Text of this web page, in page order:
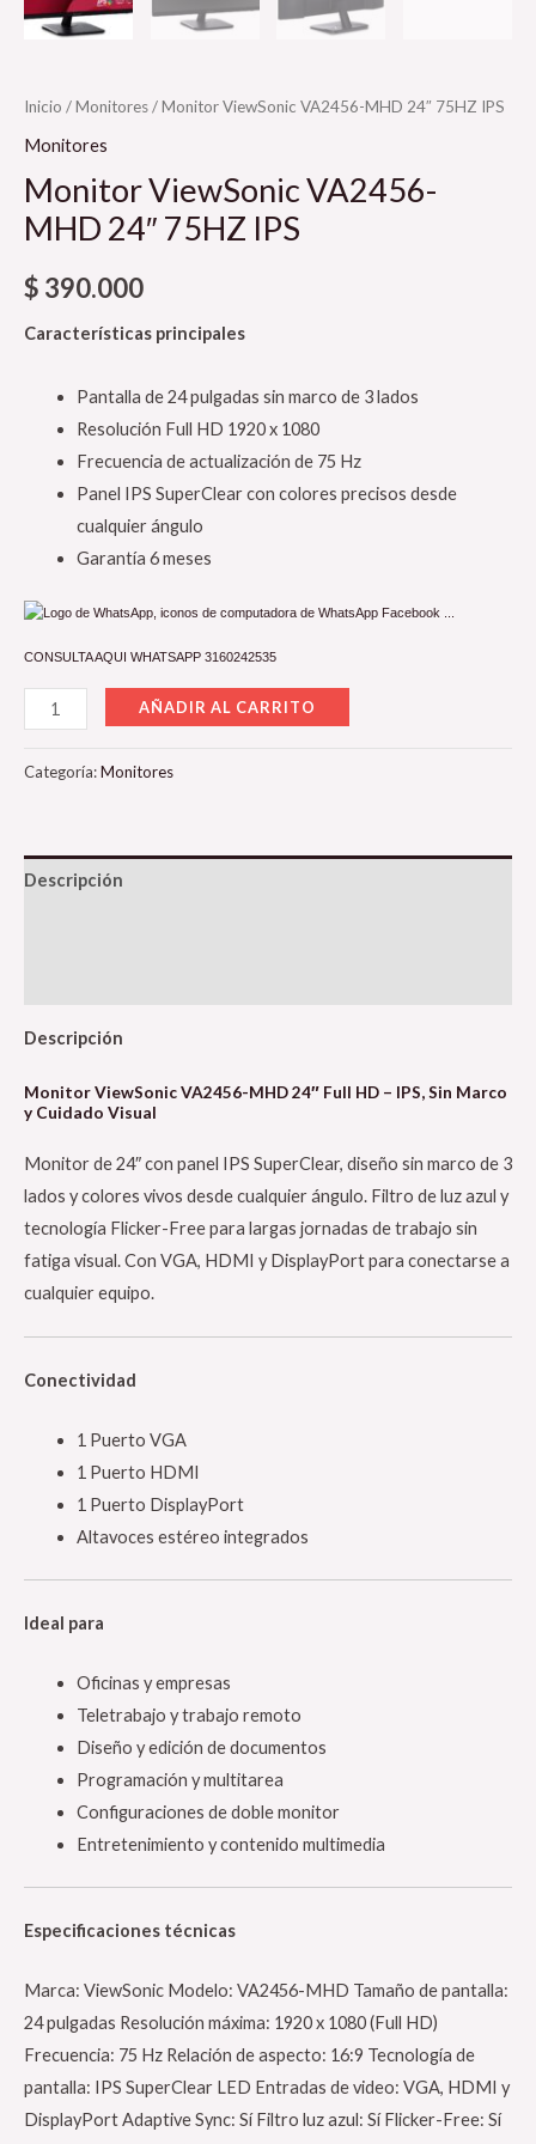
Inicio /Monitores/ Monitor ViewSonic VA2456-MHD 24″ 75HZ IPS
Monitores
Monitor ViewSonic VA2456-
MHD 24″ 75HZ IPS
$ 390.000
Características principales
Pantalla de 24 pulgadas sin marco de 3 lados
Resolución Full HD 1920 x 1080
Frecuencia de actualización de 75 Hz
Panel IPS SuperClear con colores precisos desde
cualquier ángulo
Garantía 6 meses
CONSULTA AQUI WHATSAPP 3160242535
AÑADIR AL CARRITO
Categoría:Monitores
Descripción
Descripción
Monitor ViewSonic VA2456-MHD 24″ Full HD – IPS, Sin Marco
y Cuidado Visual
Monitor de 24″ con panel IPS SuperClear, diseño sin marco de 3
lados y colores vivos desde cualquier ángulo. Filtro de luz azul y
tecnología Flicker-Free para largas jornadas de trabajo sin
fatiga visual. Con VGA, HDMI y DisplayPort para conectarse a
cualquier equipo.
Conectividad
1 Puerto VGA
1 Puerto HDMI
1 Puerto DisplayPort
Altavoces estéreo integrados
Ideal para
Oficinas y empresas
Teletrabajo y trabajo remoto
Diseño y edición de documentos
Programación y multitarea
Configuraciones de doble monitor
Entretenimiento y contenido multimedia
Especificaciones técnicas
Marca: ViewSonic Modelo: VA2456-MHD Tamaño de pantalla:
24 pulgadas Resolución máxima: 1920 x 1080 (Full HD)
Frecuencia: 75 Hz Relación de aspecto: 16:9 Tecnología de
pantalla: IPS SuperClear LED Entradas de video: VGA, HDMI y
DisplayPort Adaptive Sync: Sí Filtro luz azul: Sí Flicker-Free: Sí